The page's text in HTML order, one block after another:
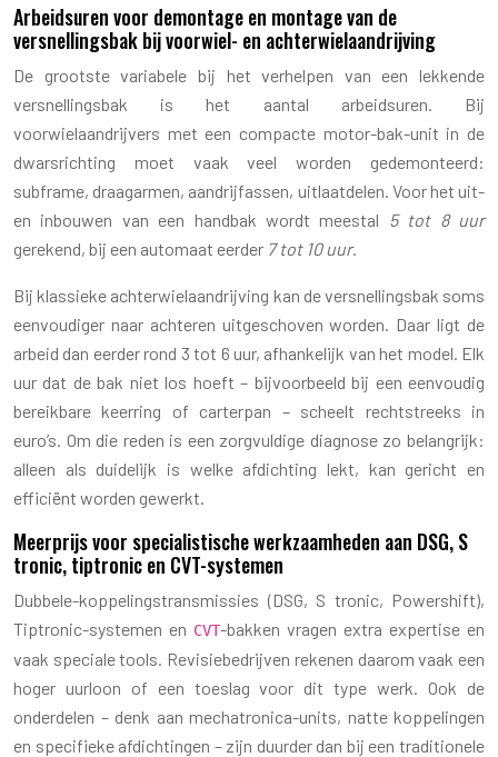
Arbeidsuren voor demontage en montage van de
versnellingsbak bij voorwiel- en achterwielaandrijving
De grootste variabele bij het verhelpen van een lekkende
versnellingsbak is het aantal arbeidsuren. Bij
voorwielaandrijvers met een compacte motor-bak-unit in de
dwarsrichting moet vaak veel worden gedemonteerd:
subframe, draagarmen, aandrijfassen, uitlaatdelen. Voor het uit-
en inbouwen van een handbak wordt meestal 5 tot 8 uur
gerekend, bij een automaat eerder 7 tot 10 uur.
Bij klassieke achterwielaandrijving kan de versnellingsbak soms
eenvoudiger naar achteren uitgeschoven worden. Daar ligt de
arbeid dan eerder rond 3 tot 6 uur, afhankelijk van het model. Elk
uur dat de bak niet los hoeft – bijvoorbeeld bij een eenvoudig
bereikbare keerring of carterpan – scheelt rechtstreeks in
euro’s. Om die reden is een zorgvuldige diagnose zo belangrijk:
alleen als duidelijk is welke afdichting lekt, kan gericht en
efficiënt worden gewerkt.
Meerprijs voor specialistische werkzaamheden aan DSG, S
tronic, tiptronic en CVT-systemen
Dubbele-koppelingstransmissies (DSG, S tronic, Powershift),
Tiptronic-systemen en CVT-bakken vragen extra expertise en
vaak speciale tools. Revisiebedrijven rekenen daarom vaak een
hoger uurloon of een toeslag voor dit type werk. Ook de
onderdelen – denk aan mechatronica-units, natte koppelingen
en specifieke afdichtingen – zijn duurder dan bij een traditionele